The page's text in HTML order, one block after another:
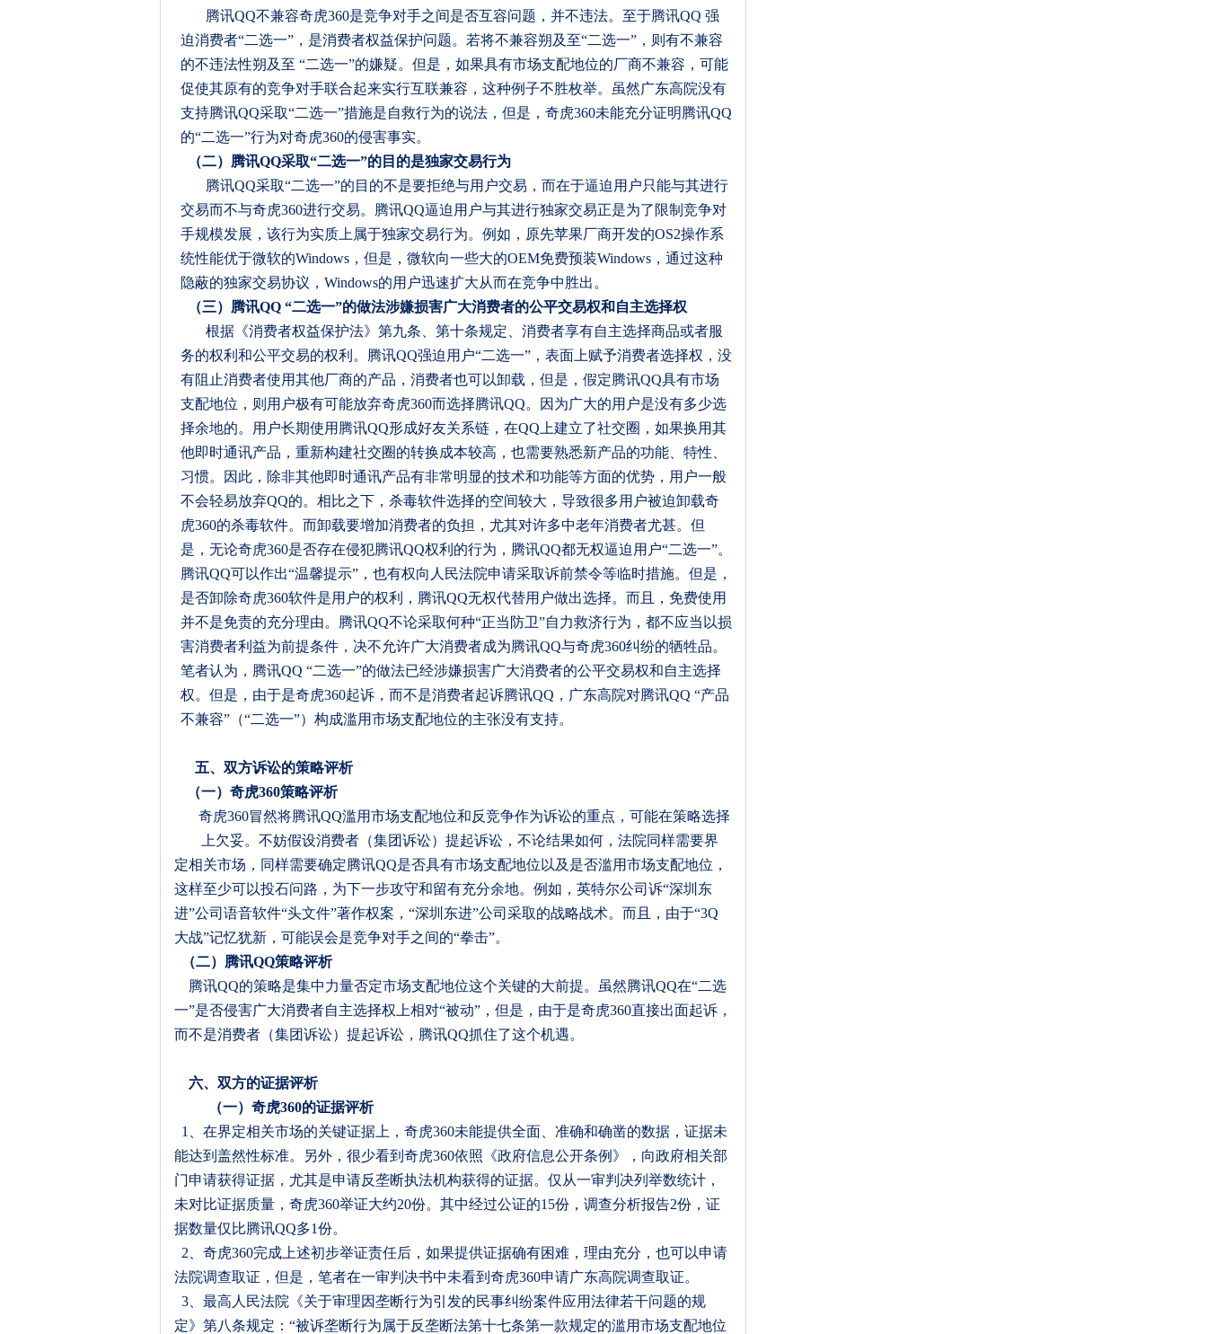
腾讯QQ不兼容奇虎360是竞争对手之间是否互容问题，并不违法。至于腾讯QQ 强
迫消费者“二选一” ，是消费者权益保护问题。若将不兼容朔及至“二选一” ，则有不兼容
的不违法性朔及至 “二选一”的嫌疑。但是，如果具有市场支配地位的厂商不兼容，可能
促使其原有的竞争对手联合起来实行互联兼容，这种例子不胜枚举。虽然广东高院没有
支持腾讯QQ采取“二选一”措施是自救行为的说法，但是，奇虎360未能充分证明腾讯QQ
的“二选一”行为对奇虎360的侵害事实。
（二）腾讯QQ采取“二选一”的目的是独家交易行为
腾讯QQ采取“二选一”的目的不是要拒绝与用户交易，而在于逼迫用户只能与其进行
交易而不与奇虎360进行交易。腾讯QQ逼迫用户与其进行独家交易正是为了限制竞争对
手规模发展，该行为实质上属于独家交易行为。例如，原先苹果厂商开发的OS2操作系
统性能优于微软的Windows ，但是，微软向一些大的OEM免费预装Windows ，通过这种
隐蔽的独家交易协议， Windows的用户迅速扩大从而在竞争中胜出。
（三）腾讯QQ “二选一”的做法涉嫌损害广大消费者的公平交易权和自主选择权
根据《消费者权益保护法》第九条、第十条规定、消费者享有自主选择商品或者服
务的权利和公平交易的权利。腾讯QQ强迫用户“二选一” ，表面上赋予消费者选择权，没
有阻止消费者使用其他厂商的产品，消费者也可以卸载，但是，假定腾讯QQ具有市场
支配地位，则用户极有可能放弃奇虎360而选择腾讯QQ。因为广大的用户是没有多少选
择余地的。用户长期使用腾讯QQ形成好友关系链，在QQ 上建立了社交圈，如果换用其
他即时通讯产品，重新构建社交圈的转换成本较高，也需要熟悉新产品的功能、特性、
习惯。因此，除非其他即时通讯产品有非常明显的技术和功能等方面的优势，用户一般
不会轻易放弃QQ的。相比之下，杀毒软件选择的空间较大，导致很多用户被迫卸载奇
虎360的杀毒软件。而卸载要增加消费者的负担，尤其对许多中老年消费者尤甚。但
是，无论奇虎360是否存在侵犯腾讯QQ权利的行为，腾讯QQ都无权逼迫用户“二选一”。
腾讯QQ可以作出“温馨提示” ，也有权向人民法院申请采取诉前禁令等临时措施。但是，
是否卸除奇虎360软件是用户的权利，腾讯QQ无权代替用户做出选择。而且，免费使用
并不是免责的充分理由。腾讯QQ不论采取何种“正当防卫”自力救济行为，都不应当以损
害消费者利益为前提条件，决不允许广大消费者成为腾讯QQ与奇虎360纠纷的牺牲品。
笔者认为，腾讯QQ “二选一”的做法已经涉嫌损害广大消费者的公平交易权和自主选择
权。但是，由于是奇虎360起诉，而不是消费者起诉腾讯QQ ，广东高院对腾讯QQ “产品
不兼容” （“二选一”）构成滥用市场支配地位的主张没有支持。
五、双方诉讼的策略评析
（一）奇虎360策略评析
奇虎360冒然将腾讯QQ滥用市场支配地位和反竞争作为诉讼的重点，可能在策略选择
上欠妥。不妨假设消费者（集团诉讼）提起诉讼，不论结果如何，法院同样需要界
定相关市场，同样需要确定腾讯QQ是否具有市场支配地位以及是否滥用市场支配地位，
这样至少可以投石问路，为下一步攻守和留有充分余地。例如，英特尔公司诉“深圳东
进”公司语音软件“头文件”著作权案， “深圳东进”公司采取的战略战术。 而且，由于“3Q
大战”记忆犹新，可能误会是竞争对手之间的“拳击”。
（二）腾讯QQ策略评析
腾讯QQ的策略是集中力量否定市场支配地位这个关键的大前提。虽然腾讯QQ在“二选
一”是否侵害广大消费者自主选择权上相对“被动” ，但是，由于是奇虎360直接出面起诉，
而不是消费者（集团诉讼）提起诉讼，腾讯QQ抓住了这个机遇。
六、双方的证据评析
（一）奇虎360的证据评析
1
、在界定相关市场的关键证据上，奇虎360未能提供全面、准确和确凿的数据，证据未
能达到盖然性标准。另外，很少看到奇虎360依照《政府信息公开条例》，向政府相关部
门申请获得证据，尤其是申请反垄断执法机构获得的证据。仅从一审判决列举数统计，
未对比证据质量，奇虎360举证大约20份。其中经过公证的15份，调查分析报告2份，证
据数量仅比腾讯QQ多1份。
2 、奇虎360完成上述初步举证责任后，如果提供证据确有困难，理由充分，也可以申请
法院调查取证，但是，笔者在一审判决书中未看到奇虎360申请广东高院调查取证。
3 、最高人民法院《关于审理因垄断行为引发的民事纠纷案件应用法律若干问题的规
定》第八条规定： “被诉垄断行为属于反垄断法第十七条第一款规定的滥用市场支配地位